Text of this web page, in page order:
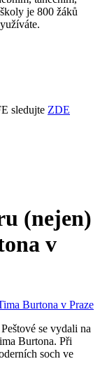
je 800 žáků
sledujte ZDE
(nejen)
v
se vydali na
Burtona. Při
soch ve